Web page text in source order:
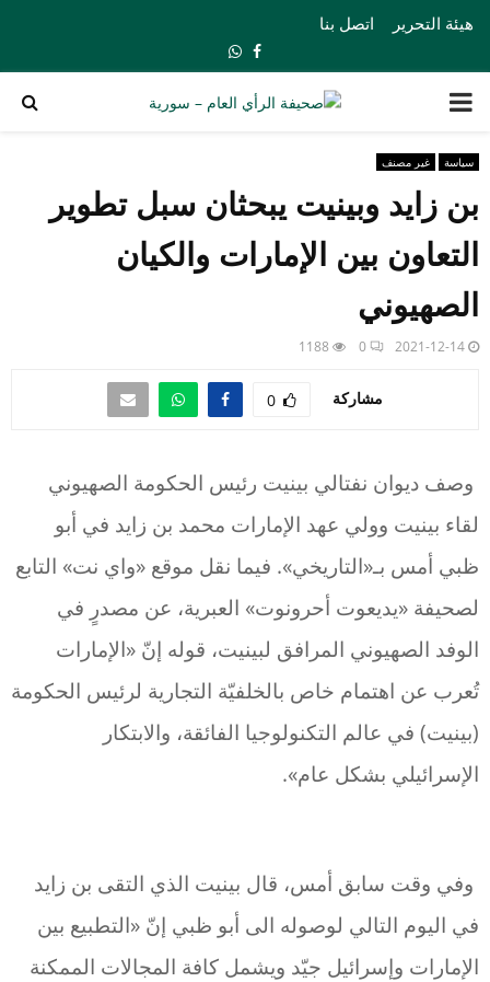
هيئة التحرير اتصل بنا
Facebook
Whatsapp
PRIMARY
MENU
سياسة غير مصنف
بن زايد وبينيت يبحثان سبل تطوير
التعاون بين الإمارات والكيان
الصهيوني
2021-12-14
0
1188
مشاركة 0
وصف ديوان نفتالي بينيت رئيس الحكومة الصهيوني
لقاء بينيت وولي عهد الإمارات محمد بن زايد في أبو
ظبي أمس بـ«التاريخي». فيما نقل موقع «واي نت» التابع
لصحيفة «يديعوت أحرونوت» العبرية، عن مصدرٍ في
الوفد الصهيوني المرافق لبينيت، قوله إنّ «الإمارات
تُعرب عن اهتمام خاص بالخلفيّة التجارية لرئيس الحكومة
(بينيت) في عالم التكنولوجيا الفائقة، والابتكار
الإسرائيلي بشكل عام».
وفي وقت سابق أمس، قال بينيت الذي التقى بن زايد
في اليوم التالي لوصوله الى أبو ظبي إنّ «التطبيع بين
الإمارات وإسرائيل جيّد ويشمل كافة المجالات الممكنة